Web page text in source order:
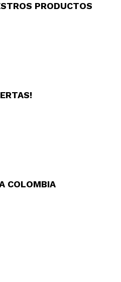
PRODUCTOS
COLOMBIA